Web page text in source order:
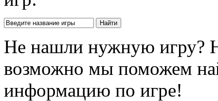
Не нашли нужную игру?
возможно мы поможем
информацию по игре!